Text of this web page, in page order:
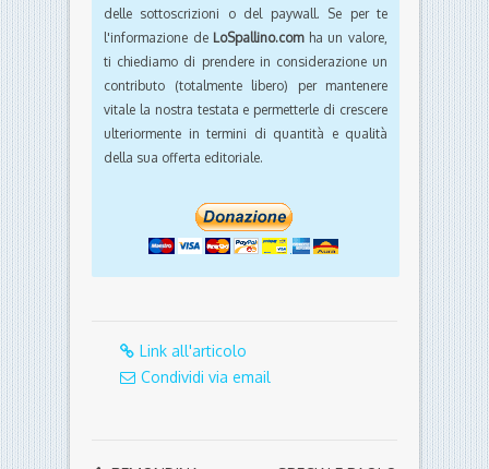
delle sottoscrizioni o del paywall. Se per te
l'informazione de LoSpallino.comha un valore,
ti chiediamo di prendere in considerazione un
contributo (totalmente libero) per mantenere
vitale la nostra testata e permetterle di crescere
ulteriormente in termini di quantità e qualità
della sua offerta editoriale.
Link all'articolo
Condividi via email